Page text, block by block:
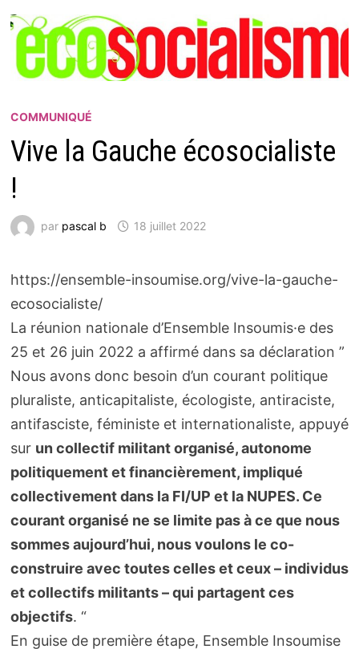
COMMUNIQUÉ
Vive la Gauche écosocialiste
!
par pascal b 18 juillet 2022
https://ensemble-insoumise.org/vive-la-gauche-
ecosocialiste/
La réunion nationale d’Ensemble Insoumis·e des
25 et 26 juin 2022 a affirmé dans sa déclaration ”
Nous avons donc besoin d’un courant politique
pluraliste, anticapitaliste, écologiste, antiraciste,
antifasciste, féministe et internationaliste, appuyé
sur un collectif militant organisé, autonome
politiquement et financièrement, impliqué
collectivement dans la FI/UP et la NUPES. Ce
courant organisé ne se limite pas à ce que nous
sommes aujourd’hui, nous voulons le co-
construire avec toutes celles et ceux – individus
et collectifs militants – qui partagent ces
objectifs. “
En guise de première étape, Ensemble Insoumise